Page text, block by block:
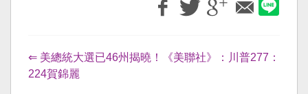
⇐ 美總統大選已46州揭曉！《美聯社》：川普277：
224賀錦麗